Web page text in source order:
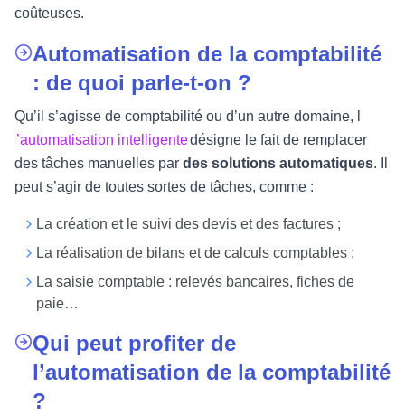
coûteuses.
Automatisation de la comptabilité
: de quoi parle-t-on ?
Qu’il s’agisse de comptabilité ou d’un autre domaine, l
’automatisation intelligentedésigne le fait de remplacer
des tâches manuelles par des solutions automatiques. Il
peut s’agir de toutes sortes de tâches, comme :
La création et le suivi des devis et des factures ;
La réalisation de bilans et de calculs comptables ;
La saisie comptable : relevés bancaires, fiches de
paie…
Qui peut profiter de
l’automatisation de la comptabilité
?